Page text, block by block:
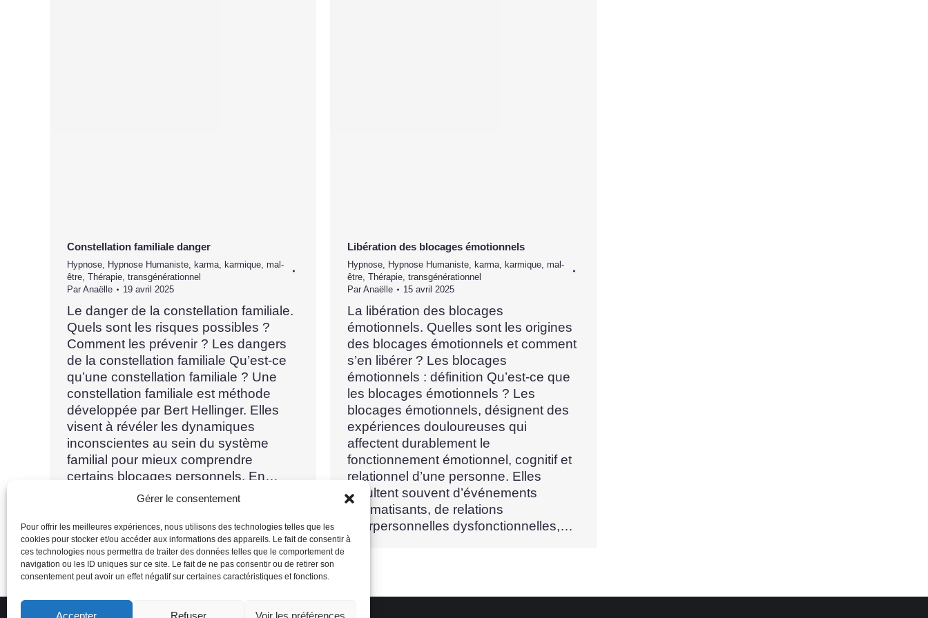
Gérer le consentement
Pour offrir les meilleures expériences, nous utilisons des technologies telles que les
cookies pour stocker et/ou accéder aux informations des appareils. Le fait de consentir à
ces technologies nous permettra de traiter des données telles que le comportement de
navigation ou les ID uniques sur ce site. Le fait de ne pas consentir ou de retirer son
consentement peut avoir un effet négatif sur certaines caractéristiques et fonctions.
Accepter Refuser Voir les préférences
Constellation familiale danger
Hypnose Hypnose Humaniste karma karmique mal-
être Thérapie transgénérationnel
Par Anaëlle 19 avril 2025
Le danger de la constellation familiale.
Quels sont les risques possibles ?
Comment les prévenir ? Les dangers
de la constellation familiale Qu’est-ce
qu’une constellation familiale ? Une
constellation familiale est méthode
développée par Bert Hellinger. Elles
visent à révéler les dynamiques
inconscientes au sein du système
familial pour mieux comprendre
certains blocages personnels. En…
Libération des blocages émotionnels
Hypnose Hypnose Humaniste karma karmique mal-
être Thérapie transgénérationnel
Par Anaëlle 15 avril 2025
La libération des blocages
émotionnels. Quelles sont les origines
des blocages émotionnels et comment
s’en libérer ? Les blocages
émotionnels : définition Qu’est-ce que
les blocages émotionnels ? Les
blocages émotionnels, désignent des
expériences douloureuses qui
affectent durablement le
fonctionnement émotionnel, cognitif et
relationnel d’une personne. Elles
résultent souvent d’événements
traumatisants, de relations
interpersonnelles dysfonctionnelles,…